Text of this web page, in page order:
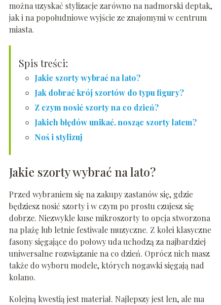
można uzyskać stylizacje zarówno na nadmorski deptak,
jak i na popołudniowe wyjście ze znajomymi w centrum
miasta.
Spis treści:
Jakie szorty wybrać na lato?
Jak dobrać krój szortów do typu figury?
Z czym nosić szorty na co dzień?
Jakich błędów unikać, nosząc szorty latem?
Noś i stylizuj
Jakie szorty wybrać na lato?
Przed wybraniem się na zakupy zastanów się, gdzie
będziesz nosić szorty i w czym po prostu czujesz się
dobrze. Niezwykle kuse mikroszorty to opcja stworzona
na plażę lub letnie festiwale muzyczne. Z kolei klasyczne
fasony sięgające do połowy uda uchodzą za najbardziej
uniwersalne rozwiązanie na co dzień. Oprócz nich masz
także do wyboru modele, których nogawki sięgają nad
kolano.
Kolejną kwestią jest materiał. Najlepszy jest len, ale ma